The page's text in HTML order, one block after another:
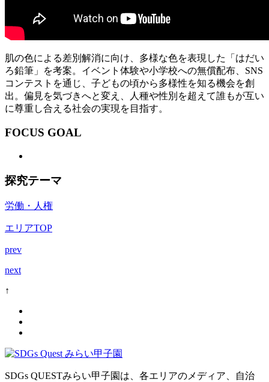
肌の色による差別解消に向け、多様な色を表現した「はだい
ろ鉛筆」を考案。イベント体験や小学校への無償配布、SNS
コンテストを通じ、子どもの頃から多様性を知る機会を創
出。偏見を気づきへと変え、人種や性別を超えて誰もが互い
に尊重し合える社会の実現を目指す。
FOCUS GOAL
探究テーマ
労働・人権
エリアTOP
prev
next
↑
SDGs QUESTみらい甲子園は、各エリアのメディア、自治